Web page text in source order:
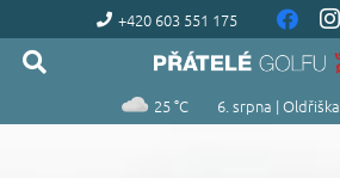
+420 603 551 175
25 °C 6. srpna | Oldřiška